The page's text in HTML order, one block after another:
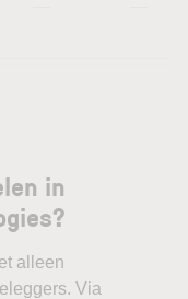
in
alleen
Via